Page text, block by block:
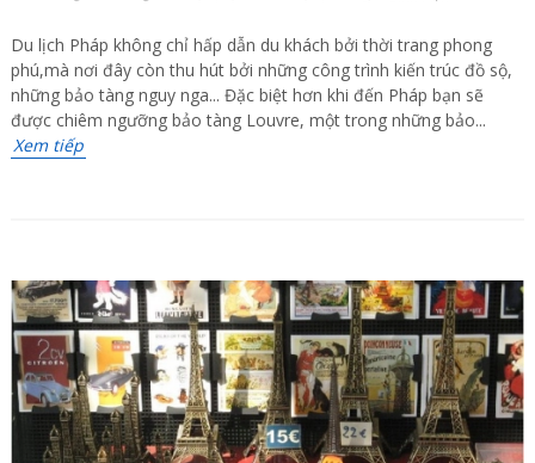
Du lịch Pháp không chỉ hấp dẫn du khách bởi thời trang phong
phú,mà nơi đây còn thu hút bởi những công trình kiến trúc đồ sộ,
những bảo tàng nguy nga... Đặc biệt hơn khi đến Pháp bạn sẽ
được chiêm ngưỡng bảo tàng Louvre, một trong những bảo...
Xem tiếp